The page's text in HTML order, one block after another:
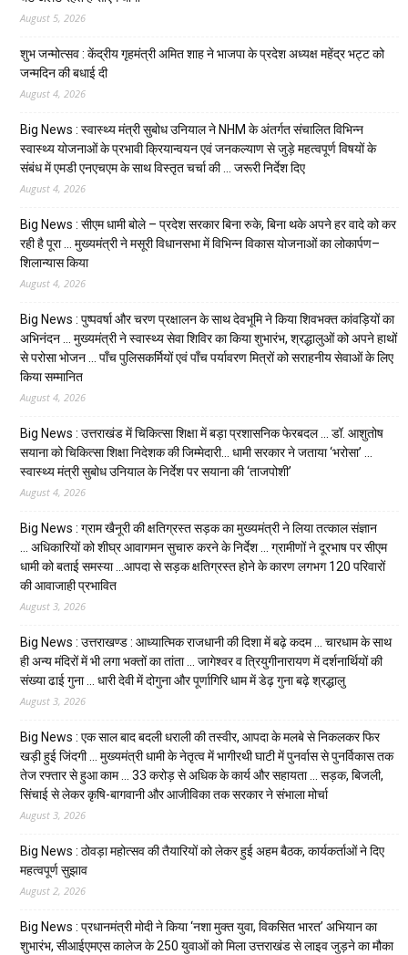
August 5, 2026
शुभ जन्मोत्सव : केंद्रीय गृहमंत्री अमित शाह ने भाजपा के प्रदेश अध्यक्ष महेंद्र भट्ट को
जन्मदिन की बधाई दी
August 4, 2026
Big News : स्वास्थ्य मंत्री सुबोध उनियाल ने NHM के अंतर्गत संचालित विभिन्न
स्वास्थ्य योजनाओं के प्रभावी क्रियान्वयन एवं जनकल्याण से जुड़े महत्वपूर्ण विषयों के
संबंध में एमडी एनएचएम के साथ विस्तृत चर्चा की … जरूरी निर्देश दिए
August 4, 2026
Big News : सीएम धामी बोले – प्रदेश सरकार बिना रुके, बिना थके अपने हर वादे को कर
रही है पूरा … मुख्यमंत्री ने मसूरी विधानसभा में विभिन्न विकास योजनाओं का लोकार्पण–
शिलान्यास किया
August 4, 2026
Big News : पुष्पवर्षा और चरण प्रक्षालन के साथ देवभूमि ने किया शिवभक्त कांवड़ियों का
अभिनंदन … मुख्यमंत्री ने स्वास्थ्य सेवा शिविर का किया शुभारंभ, श्रद्धालुओं को अपने हाथों
से परोसा भोजन … पाँच पुलिसकर्मियों एवं पाँच पर्यावरण मित्रों को सराहनीय सेवाओं के लिए
किया सम्मानित
August 4, 2026
Big News : उत्तराखंड में चिकित्सा शिक्षा में बड़ा प्रशासनिक फेरबदल … डॉ. आशुतोष
सयाना को चिकित्सा शिक्षा निदेशक की जिम्मेदारी… धामी सरकार ने जताया ‘भरोसा’ …
स्वास्थ्य मंत्री सुबोध उनियाल के निर्देश पर सयाना की ‘ताजपोशी’
August 4, 2026
Big News : ग्राम खैनूरी की क्षतिग्रस्त सड़क का मुख्यमंत्री ने लिया तत्काल संज्ञान
… अधिकारियों को शीघ्र आवागमन सुचारु करने के निर्देश … ग्रामीणों ने दूरभाष पर सीएम
धामी को बताई समस्या …आपदा से सड़क क्षतिग्रस्त होने के कारण लगभग 120 परिवारों
की आवाजाही प्रभावित
August 3, 2026
Big News : उत्तराखण्ड : आध्यात्मिक राजधानी की दिशा में बढ़े कदम … चारधाम के साथ
ही अन्य मंदिरों में भी लगा भक्तों का तांता … जागेश्वर व त्रियुगीनारायण में दर्शनार्थियों की
संख्या ढाई गुना … धारी देवी में दोगुना और पूर्णागिरि धाम में डेढ़ गुना बढ़े श्रद्धालु
August 3, 2026
Big News : एक साल बाद बदली धराली की तस्वीर, आपदा के मलबे से निकलकर फिर
खड़ी हुई जिंदगी … मुख्यमंत्री धामी के नेतृत्व में भागीरथी घाटी में पुनर्वास से पुनर्विकास तक
तेज रफ्तार से हुआ काम … ₹33 करोड़ से अधिक के कार्य और सहायता … सड़क, बिजली,
सिंचाई से लेकर कृषि-बागवानी और आजीविका तक सरकार ने संभाला मोर्चा
August 3, 2026
Big News : ठोवड़ा महोत्सव की तैयारियों को लेकर हुई अहम बैठक, कार्यकर्ताओं ने दिए
महत्वपूर्ण सुझाव
August 2, 2026
Big News : प्रधानमंत्री मोदी ने किया ‘नशा मुक्त युवा, विकसित भारत’ अभियान का
शुभारंभ, सीआईएमएस कालेज के 250 युवाओं को मिला उत्तराखंड से लाइव जुड़ने का मौका